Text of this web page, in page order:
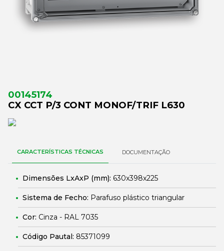
00145174
CX CCT P/3 CONT MONOF/TRIF L630
CARACTERÍSTICAS TÉCNICAS DOCUMENTAÇÃO
Dimensões LxAxP (mm): 630x398x225
Sistema de Fecho: Parafuso plástico triangular
Cor: Cinza - RAL 7035
Código Pautal: 85371099